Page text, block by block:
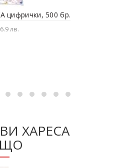
цифрички, 500 бр.
лв.
ХАРЕСА